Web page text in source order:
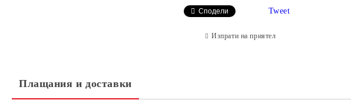
Сподели Tweet
Изпрати на приятел
Плащания и доставки